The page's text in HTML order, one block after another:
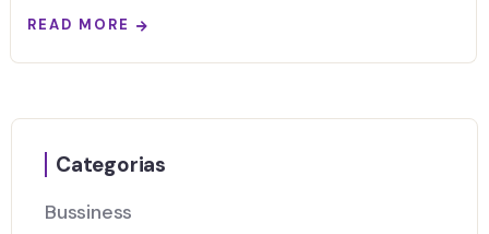
READ MORE
Categorias
Bussiness